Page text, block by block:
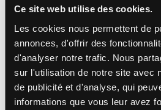
Ce site web utilise des cookies.
Les cookies nous permettent de
annonces, d'offrir des
d'analyser notre trafic. Nous
sur l'utilisation de notre site avec
de publicité et d'analyse, qui
informations que vous leur avez
13
Poutrel J.
F/7 - 2850m
1'12"6- €74,360
3a 8a 0a 2a 0a
9a (23) 9a 5a 0a
0a 1a 2a
F/7 2850m
1'12"6